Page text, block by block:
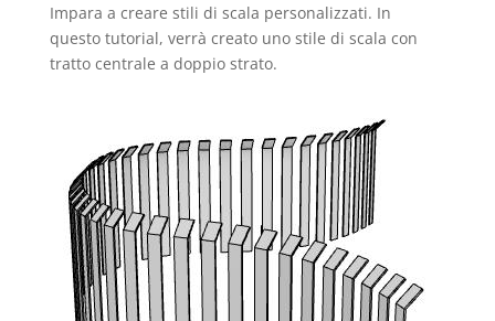
Impara a creare stili di scala personalizzati. In
questo tutorial, verrà creato uno stile di scala con
tratto centrale a doppio strato.